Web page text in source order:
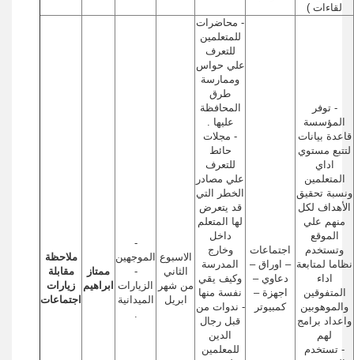
لقاءات )
- توفر
المؤسسة
قاعدة بيانات
لتتبع مستوي
اداي
المتعلمين
ونسبة تحقيق
الأهداف لكل
منهم علي
الموقع
وتستخدم
نظاما لمتابعة
اداء
المتفوقين
والموهوبين
واعداد برامج
لهم
- تستخدم
اجتماعات
– اوراق –
دعاوي –
اجهزة –
كمبيوتر
- محاضرات
للمتعلمين
للتعرف
علي حواس
وممارسة
طرق
المحافظة
عليها .
- مجلات
حائط
للتعرف
علي مصادر
الخطر التي
قد يتعرض
لها المتعلم
داخل
وخارج
المدرسة
وكيف يقي
نفسة منها
- ندوات من
قبل رجال
الدين
للمعلمين
الاسبوع
الثاني
من شهر
ابريل
-
الموجهين
-
الزيارات
الميدانية
ممتاز
ابراهيم
ملاحظة
مقابلة
زيارات
اجتماعات